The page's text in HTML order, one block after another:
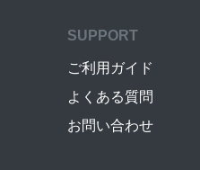
SUPPORT
ご利用ガイド
よくある質問
お問い合わせ